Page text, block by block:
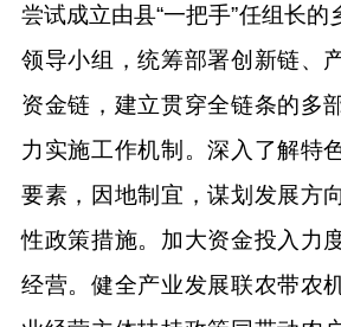
尝试成立由县“一把手”任组长的
领导小组，统筹部署创新链、
资金链，建立贯穿全链条的多
力实施工作机制。深入了解特
要素，因地制宜，谋划发展方
性政策措施。加大资金投入力
经营。健全产业发展联农带农